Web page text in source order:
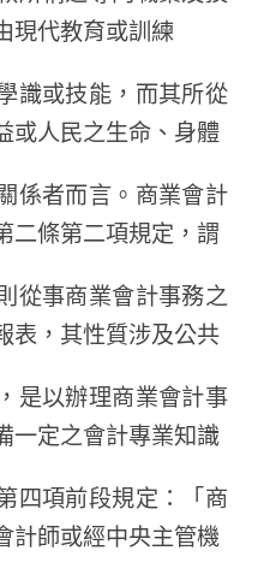
現代教育或訓練
識或技能，而其所從
或人民之生命、身體
係者而言。商業會計
二條第二項規定，謂
從事商業會計事務之
表，其性質涉及公共
是以辦理商業會計事
一定之會計專業知識
四項前段規定：「商
計師或經中央主管機